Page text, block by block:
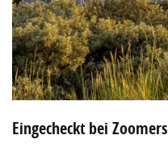
Eingecheckt bei Zoomers